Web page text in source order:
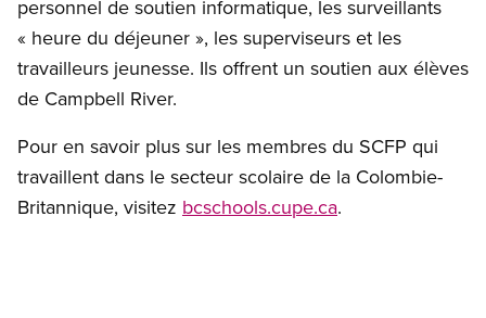
personnel de soutien informatique, les surveillants
« heure du déjeuner », les superviseurs et les
travailleurs jeunesse. Ils offrent un soutien aux élèves
de Campbell River.
Pour en savoir plus sur les membres du SCFP qui
travaillent dans le secteur scolaire de la Colombie-
Britannique, visitez bcschools.cupe.ca.